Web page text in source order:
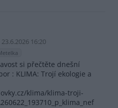
23.6.2026 16:20
si přečtěte dnešní
: KLIMA: Trojí ekologie a
klima/klima-troji-